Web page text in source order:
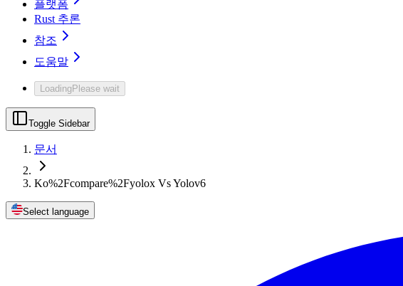
플랫폼
Rust 추론
참조
도움말
LoadingPlease wait
Toggle Sidebar
문서
Ko%2Fcompare%2Fyolox Vs Yolov6
Select language